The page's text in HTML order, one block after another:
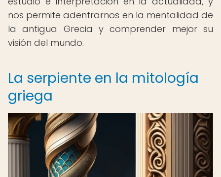
nos permite adentrarnos en la mentalidad de
la antigua Grecia y comprender mejor su
visión del mundo.
La serpiente en la mitología
griega